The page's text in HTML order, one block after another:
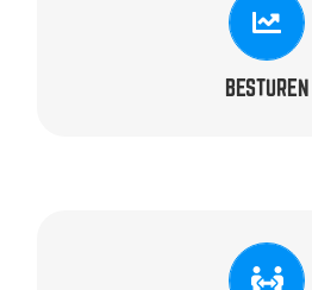
BESTUREN
TRAINERS
Frank, Gerard, Joep,
TRAINERS